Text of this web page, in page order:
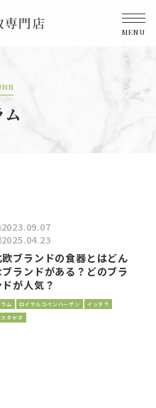
MENU
ム
2023.09.07
2025.04.23
欧ブランドの食器とはどん
ブランドがある？どのブラ
ドが人気？
ラム ロイヤルコペンハーゲン
イッタラ
スタボダ